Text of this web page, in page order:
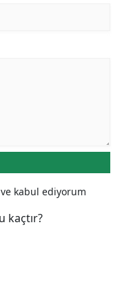
kabul ediyorum
kaçtır?